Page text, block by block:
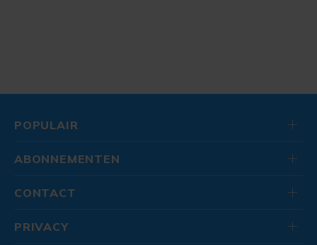
POPULAIR
ABONNEMENTEN
CONTACT
PRIVACY